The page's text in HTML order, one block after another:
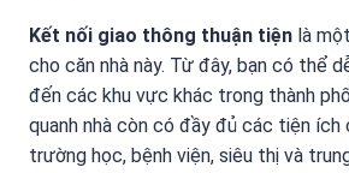
Kết nối giao thông thuận tiện là
cho căn nhà này. Từ đây, bạn có thể
đến các khu vực khác trong thành
quanh nhà còn có đầy đủ các tiện
trường học, bệnh viện, siêu thị và